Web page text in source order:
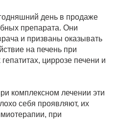
день в продаже
препарата. Они
и призваны оказывать
на печень при
циррозе печени и
комплексном лечении эти
себя проявляют, их
при